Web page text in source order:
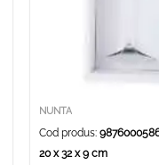
NUNTA
Cod produs:
20 x 32 x 9 cm